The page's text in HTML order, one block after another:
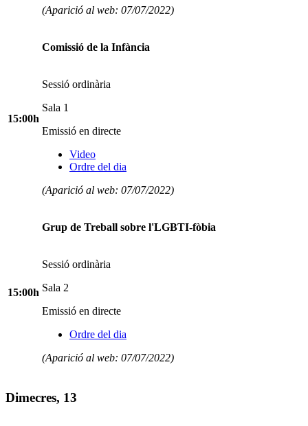
(Aparició al web: 07/07/2022)
15:00h
Comissió de la Infància
Sessió ordinària
Sala 1
Emissió en directe
Video
Ordre del dia
(Aparició al web: 07/07/2022)
15:00h
Grup de Treball sobre l'LGBTI-fòbia
Sessió ordinària
Sala 2
Emissió en directe
Ordre del dia
(Aparició al web: 07/07/2022)
Dimecres, 13